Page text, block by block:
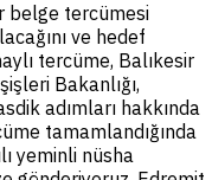
belge tercümesi
ve hedef
tercüme, Balıkesir
Bakanlığı,
adımları hakkında
tamamlandığında
yeminli nüsha